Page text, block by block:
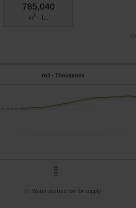
785,040
m3- T...
- 1998 -
m3 - Thousands
Water abstraction for supply